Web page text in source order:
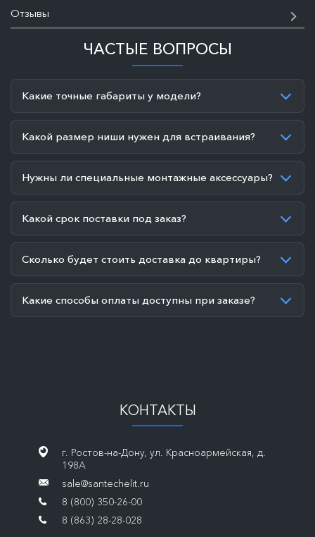
Отзывы
ЧАСТЫЕ ВОПРОСЫ
Какие точные габариты у модели?
Какой размер ниши нужен для встраивания?
Нужны ли специальные монтажные аксессуары?
Какой срок поставки под заказ?
Сколько будет стоить доставка до квартиры?
Какие способы оплаты доступны при заказе?
КОНТАКТЫ
г. Ростов-на-Дону, ул. Красноармейская, д.
198А
sale@santechelit.ru
8 (800) 350-26-00
8 (863) 28-28-028